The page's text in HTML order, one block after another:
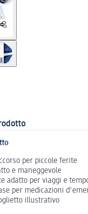
per piccole ferite
e maneggevole
adatto per viaggi e
per medicazioni
illustrativo